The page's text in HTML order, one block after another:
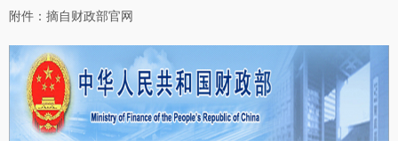
附件：摘自财政部官网